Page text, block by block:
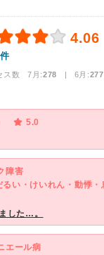
4.06
ス数 7月:278 | 6月:277
5.0
障害
した…。
エール病